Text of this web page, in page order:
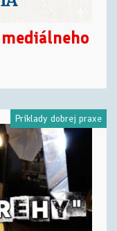
Príklady dobrej praxe